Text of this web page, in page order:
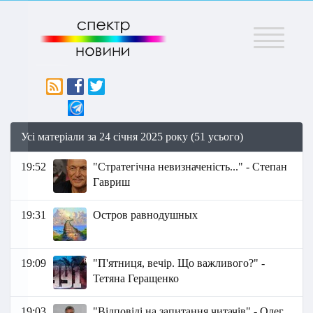
Меню
Усі матеріали за 24 січня 2025 року (51 усього)
19:52
"Стратегічна невизначеність..." - Степан
Гавриш
19:31 Остров равнодушных
19:09
"П'ятниця, вечір. Що важливого?" -
Тетяна Геращенко